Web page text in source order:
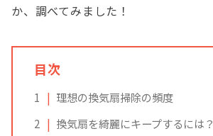
か、調べてみました！
目次
1
理想の換気扇掃除の頻度
2
換気扇を綺麗にキープするには？